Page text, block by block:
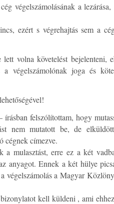
végelszámolásának a
ezért s végrehajtás sem a
volna követelést bejelenteni,
végelszámolónak joga és
felszólítottam, hogy
nem mutatott be, de
cégnek címezve.
a mulasztást, erre ez a két
anyagot. Ennek a két hülye
végelszámolás a Magyar
kell küldeni , ami